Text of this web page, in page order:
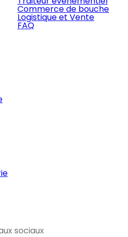
Commerce de bouche
Logistique et Vente
FAQ
sociaux